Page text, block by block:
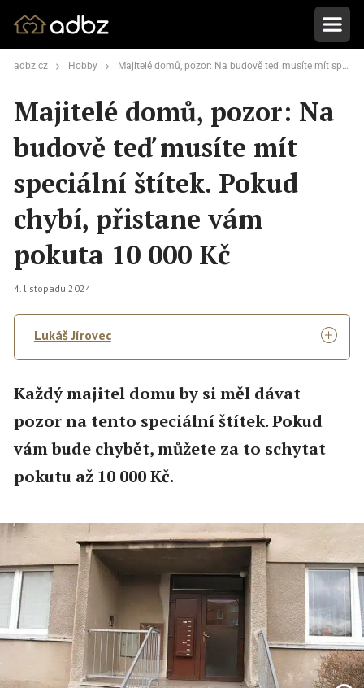
adbz.cz Hobby Majitelé domů, pozor: Na budově teď musíte mít speciální štítek. Pokud chybí, přistane vám pokuta 10 000 Kč
Majitelé domů, pozor: Na
budově teď musíte mít
speciální štítek. Pokud
chybí, přistane vám
pokuta 10 000 Kč
4. listopadu 2024
Lukáš Jírovec
Každý majitel domu by si měl dávat
pozor na tento speciální štítek. Pokud
vám bude chybět, můžete za to schytat
pokutu až 10 000 Kč.